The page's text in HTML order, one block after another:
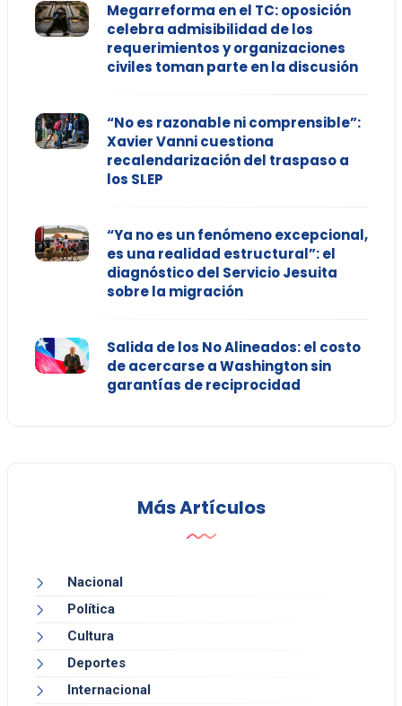
Megarreforma en el TC: oposición
celebra admisibilidad de los
requerimientos y organizaciones
civiles toman parte en la discusión
“No es razonable ni comprensible”:
Xavier Vanni cuestiona
recalendarización del traspaso a
los SLEP
“Ya no es un fenómeno excepcional,
es una realidad estructural”: el
diagnóstico del Servicio Jesuita
sobre la migración
Salida de los No Alineados: el costo
de acercarse a Washington sin
garantías de reciprocidad
Más Artículos
Nacional
Política
Cultura
Deportes
Internacional